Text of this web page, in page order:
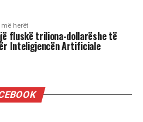
herët
fluskë triliona-dollarëshe të
Inteligjencën Artificiale